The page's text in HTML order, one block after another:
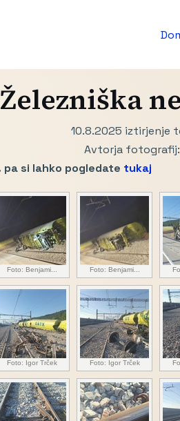
Železniška
10.8.2025 iztirjenje
Avtorja fotografij:
pa si lahko pogledate tukaj
Foto: Benjami... Foto: Benjami...
Foto: Igor Trček Foto: Igor Trček